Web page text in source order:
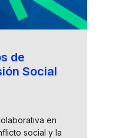
de
Social
en
social y la